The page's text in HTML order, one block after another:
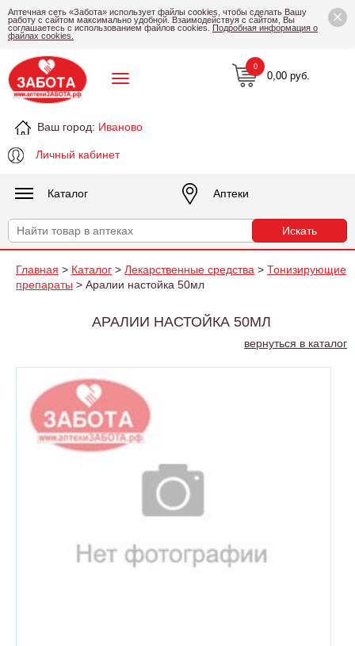
×
Аптечная сеть «Забота» использует файлы cookies, чтобы сделать Вашу
работу с сайтом максимально удобной. Взаимодействуя с сайтом, Вы
соглашаетесь с использованием файлов cookies. Подробная информация о
файлах cookies.
Ваш город: Иваново
Личный кабинет
0,00 руб.
0
Каталог Аптеки
Главная > Каталог > Лекарственные средства > Тонизирующие
препараты > Аралии настойка 50мл
АРАЛИИ НАСТОЙКА 50МЛ
вернуться в каталог